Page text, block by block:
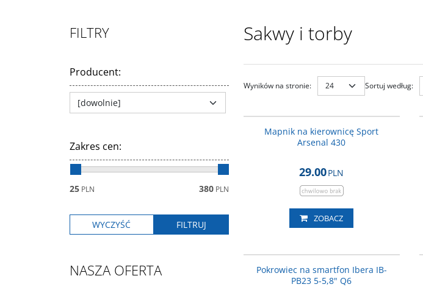
Sakwy i torby
Wyników na stronie: Sortuj według:
Mapnik na kierownicę Sport
Arsenal 430
29.00PLN
ZOBACZ
Pokrowiec na smartfon Ibera IB-
PB23 5-5,8" Q6
FILTRY
Producent:
Zakres cen:
25 PLN 380 PLN
NASZA OFERTA